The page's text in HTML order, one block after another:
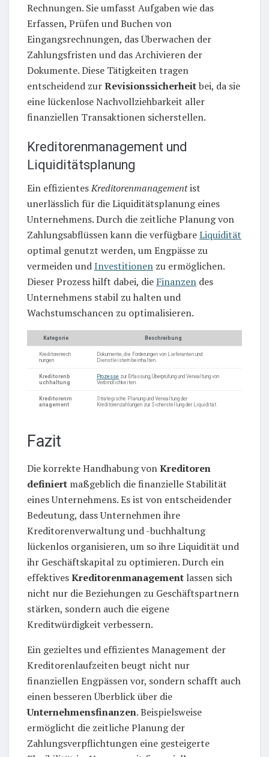
Rechnungen. Sie umfasst Aufgaben wie das
Erfassen, Prüfen und Buchen von
Eingangsrechnungen, das Überwachen der
Zahlungsfristen und das Archivieren der
Dokumente. Diese Tätigkeiten tragen
entscheidend zurRevisionssicherheitbei, da sie
eine lückenlose Nachvollziehbarkeit aller
finanziellen Transaktionen sicherstellen.
Kreditorenmanagement und
Liquiditätsplanung
Ein effizientesKreditorenmanagementist
unerlässlich für die Liquiditätsplanung eines
Unternehmens. Durch die zeitliche Planung von
Zahlungsabflüssen kann die verfügbareLiquidität
optimal genutzt werden, um Engpässe zu
vermeiden undInvestitionen zu ermöglichen.
Dieser Prozess hilft dabei, die Finanzen des
Unternehmens stabil zu halten und
Wachstumschancen zu optimalisieren.
Kategorie Beschreibung
Kreditorenrech
nungen
Dokumente, die Forderungen von Lieferanten und
Dienstleistern beinhalten.
Kreditorenb
uchhaltung
Prozesse zur Erfassung, Überprüfung und Verwaltung von
Verbindlichkeiten.
Kreditorenm
anagement
Strategische Planung und Verwaltung der
Kreditorenzahlungen zur Sicherstellung der Liquidität.
Fazit
Die korrekte Handhabung vonKreditoren
definiert maßgeblich die finanzielle Stabilität
eines Unternehmens. Es ist von entscheidender
Bedeutung, dass Unternehmen ihre
Kreditorenverwaltung und -buchhaltung
lückenlos organisieren, um so ihre Liquidität und
ihr Geschäftskapital zu optimieren. Durch ein
effektivesKreditorenmanagement lassen sich
nicht nur die Beziehungen zu Geschäftspartnern
stärken, sondern auch die eigene
Kreditwürdigkeit verbessern.
Ein gezieltes und effizientes Management der
Kreditorenlaufzeiten beugt nicht nur
finanziellen Engpässen vor, sondern schafft auch
einen besseren Überblick über die
Unternehmensfinanzen. Beispielsweise
ermöglicht die zeitliche Planung der
Zahlungsverpflichtungen eine gesteigerte